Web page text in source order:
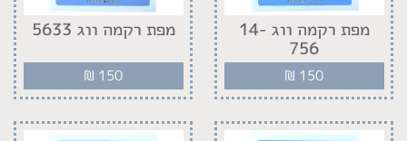
מפת רקמה ווג 14-
756
₪ 150
מפת רקמה ווג 5633
₪ 150